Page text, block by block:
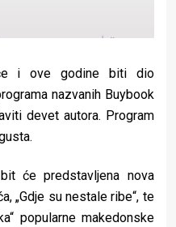
će i ove godine biti dio
nazvanih Buybook
devet autora. Program
će predstavljena nova
„Gdje su nestale ribe“, te
popularne makedonske